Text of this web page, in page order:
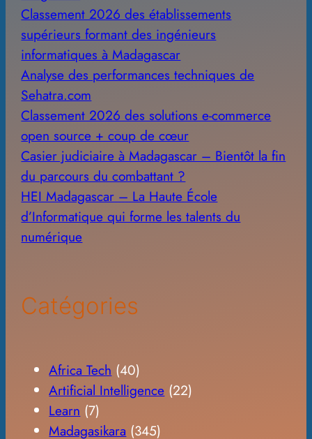
Classement 2026 des établissements
supérieurs formant des ingénieurs
informatiques à Madagascar
Analyse des performances techniques de
Sehatra.com
Classement 2026 des solutions e-commerce
open source + coup de cœur
Casier judiciaire à Madagascar – Bientôt la fin
du parcours du combattant ?
HEI Madagascar – La Haute École
d’Informatique qui forme les talents du
numérique
Catégories
Africa Tech (40)
Artificial Intelligence (22)
Learn (7)
Madagasikara (345)